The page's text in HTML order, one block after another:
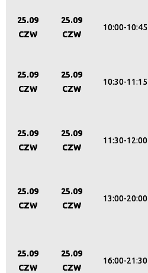
Promowane
25.09
CZW
25.09
CZW
10:00-10:45
25.09
CZW
25.09
CZW
10:30-11:15
25.09
CZW
25.09
CZW
11:30-12:00
25.09
CZW
25.09
CZW
13:00-20:00
25.09
CZW
25.09
CZW
16:00-21:30